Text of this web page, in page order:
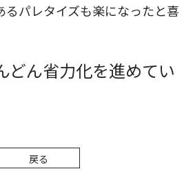
パレタイズも楽になったと喜
どん省力化を進めてい
戻る